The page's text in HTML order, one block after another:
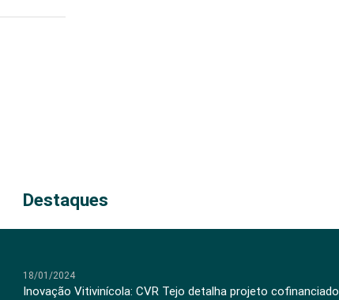
Destaques
18/01/2024
Inovação Vitivinícola: CVR Tejo detalha projeto cofinanciado